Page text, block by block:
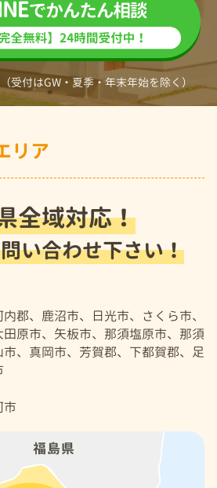
受付はGW・夏季・年末年始を除く）
リア
全域対応！
い合わせ下さい！
郡、鹿沼市、日光市、さくら市、
原市、矢板市、那須塩原市、那須
、真岡市、芳賀郡、下都賀郡、足
市